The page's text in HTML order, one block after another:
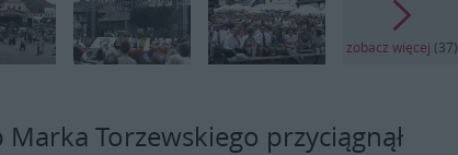
zobacz więcej (37)
Torzewskiego przyciągnął